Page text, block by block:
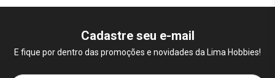
Cadastre seu e-mail
E fique por dentro das promoções e novidades da Lima Hobbies!